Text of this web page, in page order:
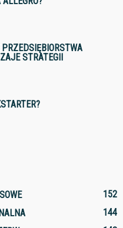
STRATEGII
152
144